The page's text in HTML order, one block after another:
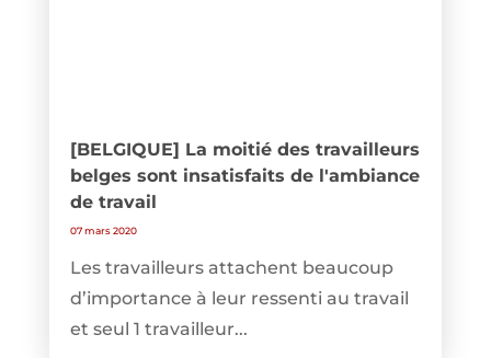
[BELGIQUE] La moitié des travailleurs
belges sont insatisfaits de l'ambiance
de travail
07 mars 2020
Les travailleurs attachent beaucoup
d’importance à leur ressenti au travail
et seul 1 travailleur...